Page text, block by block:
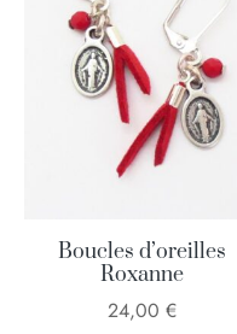
Boucles d’oreilles
Roxanne
24,00 €